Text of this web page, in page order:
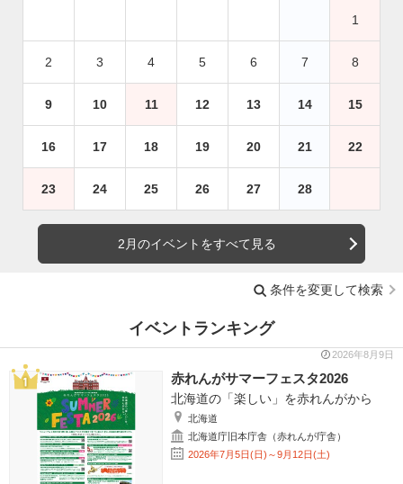
1
2 3 4 5 6 7 8
9 10 11 12 13 14 15
16 17 18 19 20 21 22
23 24 25 26 27 28
2月のイベントをすべて見る
条件を変更して検索
イベントランキング
2026年8月9日
赤れんがサマーフェスタ2026
北海道の「楽しい」を赤れんがから
北海道
北海道庁旧本庁舎（赤れんが庁舎）
2026年7月5日(日)～9月12日(土)